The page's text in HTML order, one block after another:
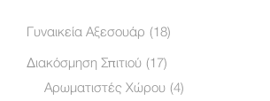
Γυναικεία Αξεσουάρ (18)
Διακόσμηση Σπιτιού (17)
Αρωματιστές Χώρου (4)